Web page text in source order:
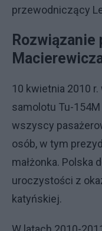
przewodniczący
Rozwiązanie
10 kwietnia 2010
samolotu Tu-
wszyscy
osób, w tym
małżonka. Polska
uroczystości z
katyńskiej.